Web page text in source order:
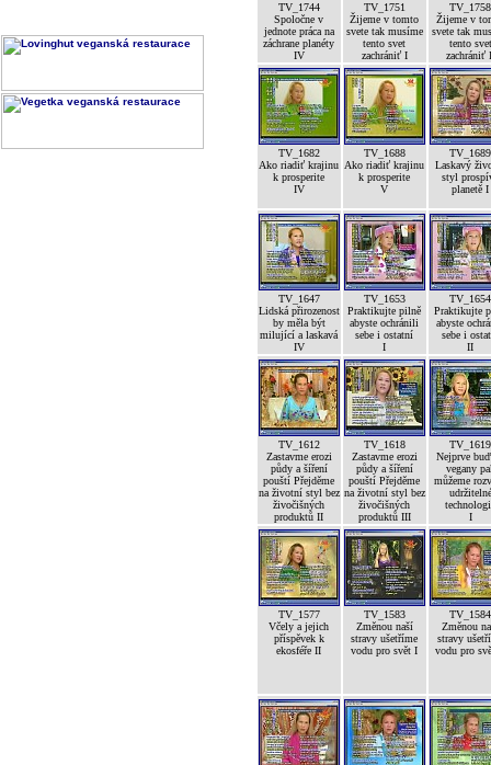
TV_1744
Spoločne v
jednote práca na
záchrane planéty
IV
TV_1751
Žijeme v tomto
svete tak musíme
tento svet
zachrániť I
TV_1758
Žijeme v
svete tak
tento svet
zachrániť
TV_1682
Ako riadiť krajinu
k prosperite
IV
TV_1688
Ako riadiť krajinu
k prosperite
V
TV_1689
Laskavý
styl
planetě I
TV_1647
Lidská přirozenost
by měla být
milující a laskavá
IV
TV_1653
Praktikujte pilně
abyste ochránili
sebe i ostatní
I
TV_1654
Praktikujte
abyste
sebe i
II
TV_1612
Zastavme erozi
půdy a šíření
pouští Přejděme
na životní styl bez
živočišných
produktů II
TV_1618
Zastavme erozi
půdy a šíření
pouští Přejděme
na životní styl bez
živočišných
produktů III
TV_1619
Nejprve
vegany
můžeme
udržitelné
I
TV_1577
Včely a jejich
příspěvek k
ekosféře II
TV_1583
Změnou naší
stravy ušetříme
vodu pro svět I
TV_1584
Změnou
stravy
vodu pro